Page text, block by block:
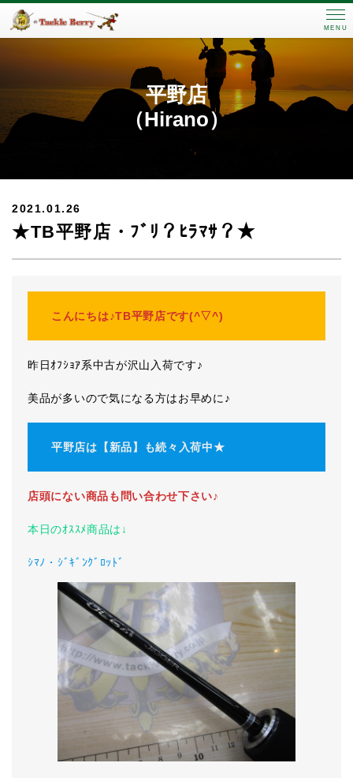
MENU
平野店
（Hirano）
2021.01.26
★TB平野店・ﾌﾞﾘ？ﾋﾗﾏｻ？★
こんにちは♪TB平野店です(^▽^)
昨日ｵﾌｼｮｱ系中古が沢山入荷です♪
美品が多いので気になる方はお早めに♪
平野店は【新品】も続々入荷中★
店頭にない商品も問い合わせ下さい♪
本日のｵｽｽﾒ商品は↓
ｼﾏﾉ・ｼﾞｷﾞﾝｸﾞﾛｯﾄﾞ